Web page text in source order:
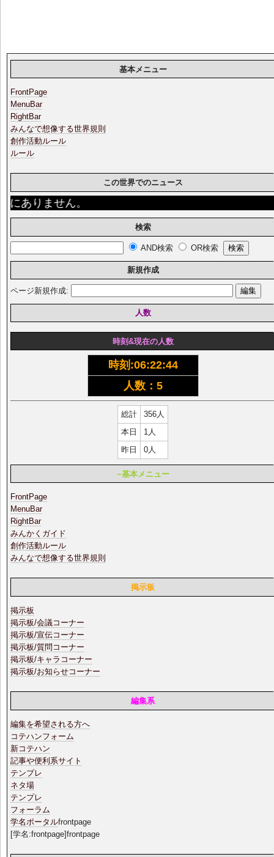
基本メニュー
FrontPage
MenuBar
RightBar
みんなで想像する世界規則
創作活動ルール
ルール
この世界でのニュース
ありません。
検索
AND検索 OR検索
新規作成
ページ新規作成:
人数
時刻&現在の人数
時刻:06:22:45
人数：5
総計
356人
本日
1人
昨日
0人
~基本メニュー
FrontPage
MenuBar
RightBar
みんかくガイド
創作活動ルール
みんなで想像する世界規則
掲示板
掲示板
掲示板/会議コーナー
掲示板/宣伝コーナー
掲示板/質問コーナー
掲示板/キャラコーナー
掲示板/お知らせコーナー
編集系
編集を希望される方へ
コテハンフォーム
新コテハン
記事や便利系サイト
テンプレ
ネタ場
テンプレ
フォーラム
学名ポータルfrontpage
[学名:frontpage]frontpage